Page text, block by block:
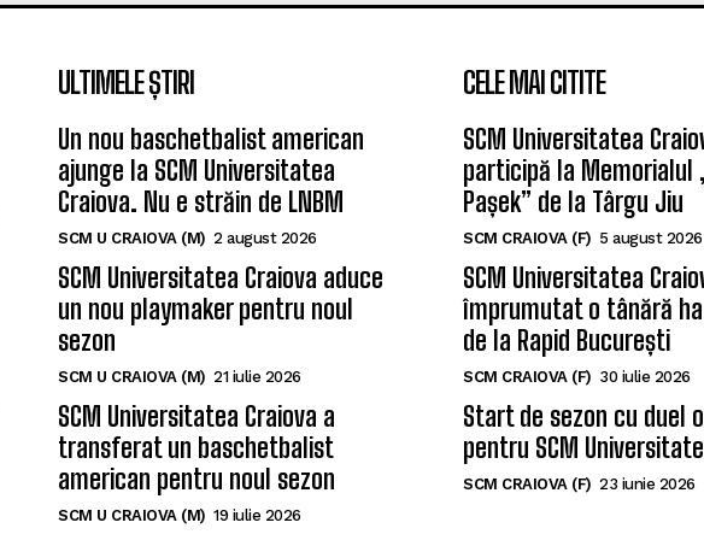
ULTIMELE ȘTIRI
Un nou baschetbalist american
ajunge la SCM Universitatea
Craiova. Nu e străin de LNBM
SCM U CRAIOVA (M) 2 august 2026
SCM Universitatea Craiova aduce
un nou playmaker pentru noul
sezon
SCM U CRAIOVA (M) 21 iulie 2026
SCM Universitatea Craiova a
transferat un baschetbalist
american pentru noul sezon
SCM U CRAIOVA (M) 19 iulie 2026
CELE MAI CITITE
SCM Universitatea
participă la Memorialul
Pașek” de la Târgu Jiu
SCM CRAIOVA (F) 5 august 2026
SCM Universitatea
împrumutat o tânără
de la Rapid București
SCM CRAIOVA (F) 30 iulie 2026
Start de sezon cu duel
pentru SCM
SCM CRAIOVA (F) 23 iunie 2026